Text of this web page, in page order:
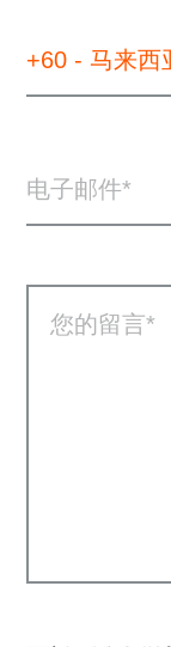
+60 - 马来西
电子邮件
您的留言